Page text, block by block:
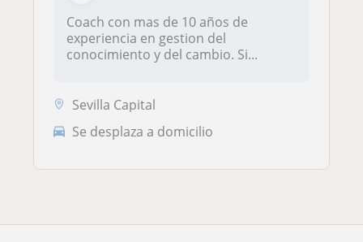
Coach con mas de 10 años de
experiencia en gestion del
conocimiento y del cambio. Si...
Sevilla Capital
Se desplaza a domicilio